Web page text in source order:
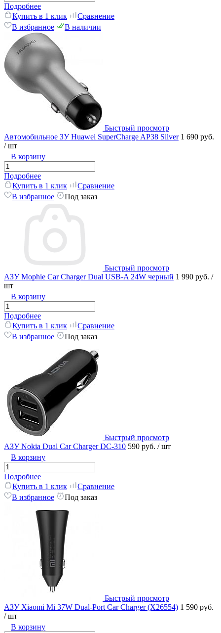
Подробнее
Купить в 1 клик
Сравнение
В избранное
В наличии
Быстрый просмотр
Автомобильное ЗУ Huawei SuperCharge AP38 Silver 1 690 руб.
/ шт
В корзину
Подробнее
Купить в 1 клик
Сравнение
В избранное
Под заказ
Быстрый просмотр
АЗУ Mophie Car Charger Dual USB-A 24W черный 1 990 руб. /
шт
В корзину
Подробнее
Купить в 1 клик
Сравнение
В избранное
Под заказ
Быстрый просмотр
АЗУ Nokia Dual Car Charger DC-310 590 руб. / шт
В корзину
Подробнее
Купить в 1 клик
Сравнение
В избранное
Под заказ
Быстрый просмотр
АЗУ Xiaomi Mi 37W Dual-Port Car Charger (X26554) 1 590 руб.
/ шт
В корзину